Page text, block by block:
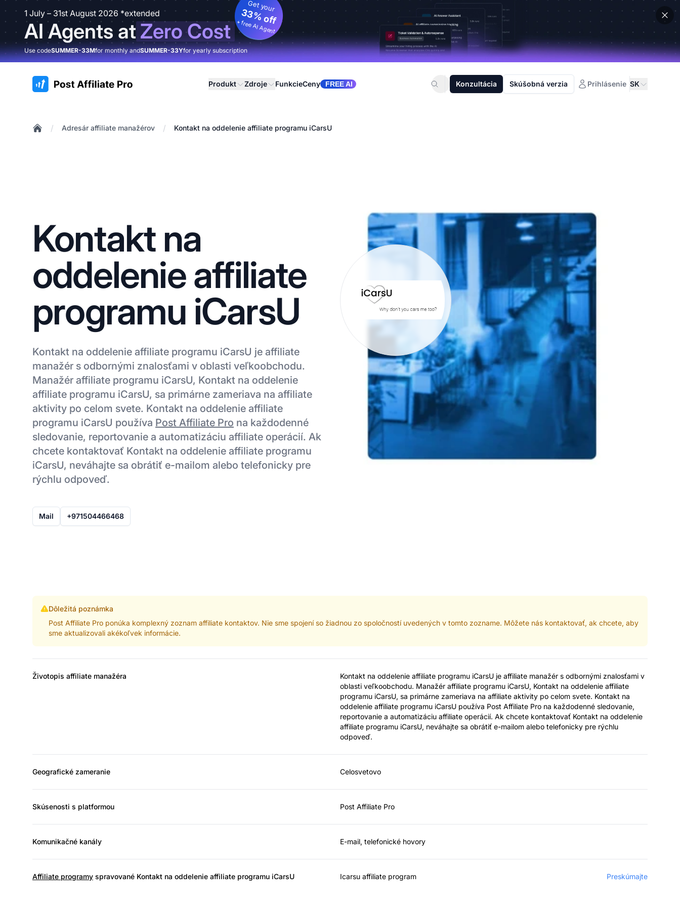
1 July – 31st August 2026 *extended
AI Agents atZero Cost
Get your
33% off
+ free AI Agent
Use codeSUMMER-33Mfor monthly andSUMMER-33Yfor yearly subscription
:site.title Produkt Zdroje FunkcieCeny FREE AI Konzultácia Skúšobná verzia Prihlásenie SK
/ Adresár affiliate manažérov / Kontakt na oddelenie affiliate programu iCarsU
Kontakt na
oddelenie affiliate
programu iCarsU
Kontakt na oddelenie affiliate programu iCarsU je affiliate
manažér s odbornými znalosťami v oblasti veľkoobchodu.
Manažér affiliate programu iCarsU, Kontakt na oddelenie
affiliate programu iCarsU, sa primárne zameriava na affiliate
aktivity po celom svete. Kontakt na oddelenie affiliate
programu iCarsU používa Post Affiliate Pro na každodenné
sledovanie, reportovanie a automatizáciu affiliate operácií. Ak
chcete kontaktovať Kontakt na oddelenie affiliate programu
iCarsU, neváhajte sa obrátiť e-mailom alebo telefonicky pre
rýchlu odpoveď.
Mail +971504466468
Dôležitá poznámka
Post Affiliate Pro ponúka komplexný zoznam affiliate kontaktov. Nie sme spojení so žiadnou zo spoločností uvedených v tomto zozname. Môžete nás kontaktovať, ak chcete, aby
sme aktualizovali akékoľvek informácie.
Životopis affiliate manažéra
Kontakt na oddelenie affiliate programu iCarsU je affiliate manažér s odbornými znalosťami v
oblasti veľkoobchodu. Manažér affiliate programu iCarsU, Kontakt na oddelenie affiliate
programu iCarsU, sa primárne zameriava na affiliate aktivity po celom svete. Kontakt na
oddelenie affiliate programu iCarsU používa Post Affiliate Pro na každodenné sledovanie,
reportovanie a automatizáciu affiliate operácií. Ak chcete kontaktovať Kontakt na oddelenie
affiliate programu iCarsU, neváhajte sa obrátiť e-mailom alebo telefonicky pre rýchlu
odpoveď.
Geografické zameranie Celosvetovo
Skúsenosti s platformou Post Affiliate Pro
Komunikačné kanály E-mail, telefonické hovory
Affiliate programy spravované Kontakt na oddelenie affiliate programu iCarsU Icarsu affiliate program Preskúmajte